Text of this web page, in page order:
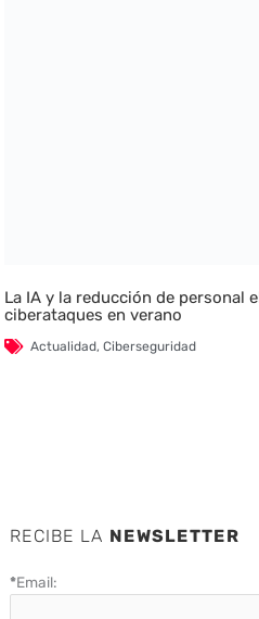
La IA y la reducción de personal
ciberataques en verano
Actualidad,Ciberseguridad
RECIBE LA NEWSLETTER
*Email: